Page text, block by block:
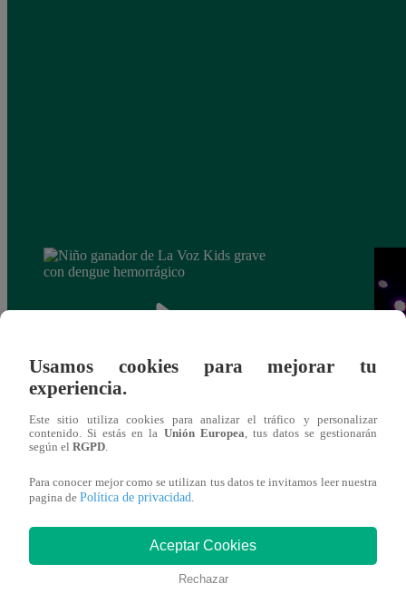
Niño ganador de La Voz Kids grave con
dengue hemorrágico
Eva
También te puede
Usamos cookies para mejorar tu
experiencia.
Este sitio utiliza cookies para analizar el tráfico y personalizar
contenido. Si estás en la Unión Europea , tus datos se gestionarán
según el RGPD
Para conocer mejor como se utilizan tus datos te invitamos leer nuestra
pagina de Política de privacidad
Aceptar Cookies
Rechazar